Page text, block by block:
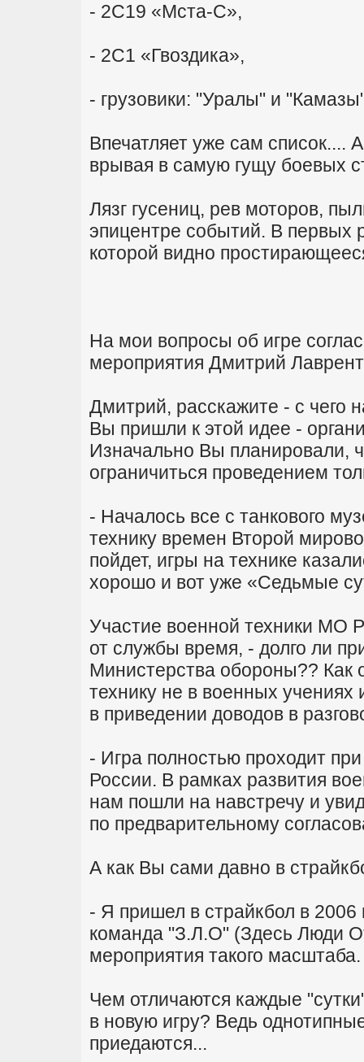
- 2С19 «Мста-С»,
- 2С1 «Гвоздика»,
- грузовики: "Уралы" и
Впечатляет уже сам список....
врывая в самую гущу боевых
Лязг гусениц, рев моторов,
эпицентре событий. В первых
которой видно
На мои вопросы об игре
мероприятия Дмитрий
Дмитрий, расскажите - c чего
Вы пришли к этой идее -
Изначально Вы планировали,
ограничиться проведением
- Началось все с танкового
технику времен Второй
пойдет, игры на технике
хорошо и вот уже «Седьмые
Участие военной техники МО
от службы время, - долго ли
Министерства обороны?? Как
технику не в военных
в приведении доводов в
- Игра полностью проходит
России. В рамках развития
нам пошли на навстречу и
по предварительному
А как Вы сами давно в
- Я пришел в страйкбол в
команда "З.Л.О" (Здесь Люди
мероприятия такого масштаба.
Чем отличаются каждые
в новую игру? Ведь
приедаются...